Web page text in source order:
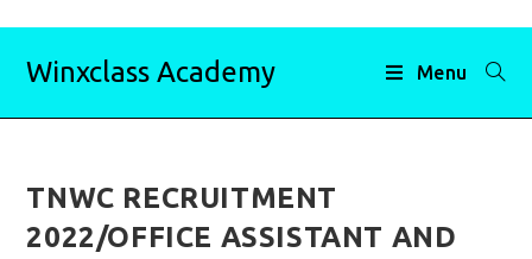
Winxclass Academy Menu
TNWC RECRUITMENT
2022/OFFICE ASSISTANT AND